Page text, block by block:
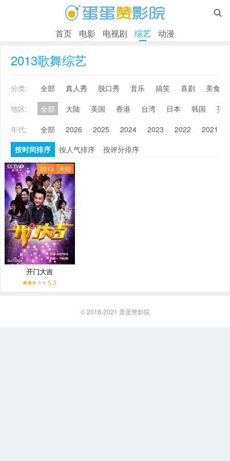

首页 电影 电视剧 综艺 动漫
2013歌舞综艺
分类: 全部 真人秀 脱口秀 音乐 搞笑 喜剧
美食
地区:
全部 大陆 美国 香港 台湾 日本 韩国
英
年代:
全部 2026 2025 2024 2023 2022 2021
按时间排序
按人气排序 按评分排序
2013 大陆
开门大吉
5.3
© 2018-2021 蛋蛋赞影院